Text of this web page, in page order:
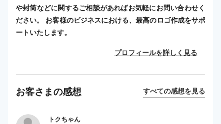
や封筒などに関するご相談があればお気軽にお問い合わせく
ださい。 お客様のビジネスにおける、最高のロゴ作成をサポ
ートいたします。
プロフィールを詳しく見る
お客さまの感想 すべての感想を見る
トクちゃん